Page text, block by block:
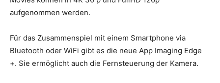
aufgenommen werden.
Für das Zusammenspiel mit einem Smartphone via
Bluetooth oder WiFi gibt es die neue App Imaging Edge
+. Sie ermöglicht auch die Fernsteuerung der Kamera.